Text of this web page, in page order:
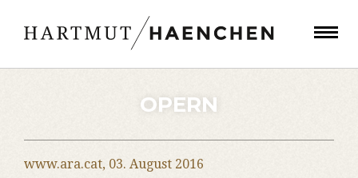
OPERN
www.ara.cat, 03. August 2016